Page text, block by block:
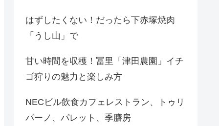
はずしたくない！だったら下赤塚焼肉
「うし山」で
甘い時間を収穫！冨里「津田農園」イチ
ゴ狩りの魅力と楽しみ方
NECビル飲食カフェレストラン、トゥリ
パーノ、パレット、季膳房